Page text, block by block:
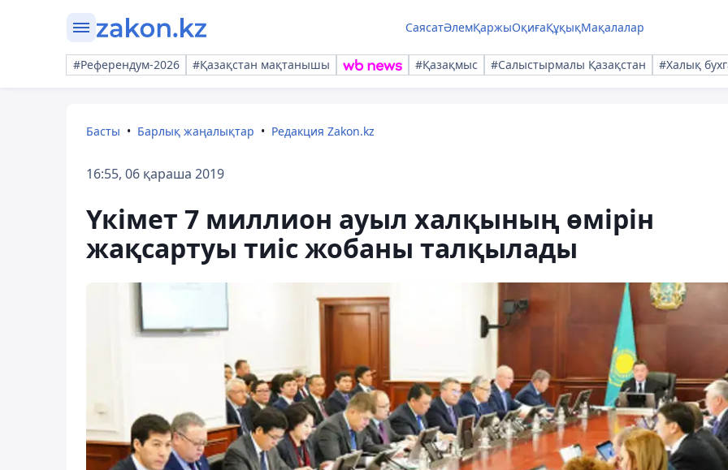
СаясатӘлемҚаржыОқиғаҚұқықМақалалар
#Референдум-2026 #Қазақстан мақтанышы #Қазақмыс #Салыстырмалы Қазақстан #Халық
Басты Барлық жаңалықтар Редакция Zakon.kz
16:55, 06 қараша 2019
Үкімет 7 миллион ауыл халқының өмірін
жақсартуы тиіс жобаны талқылады